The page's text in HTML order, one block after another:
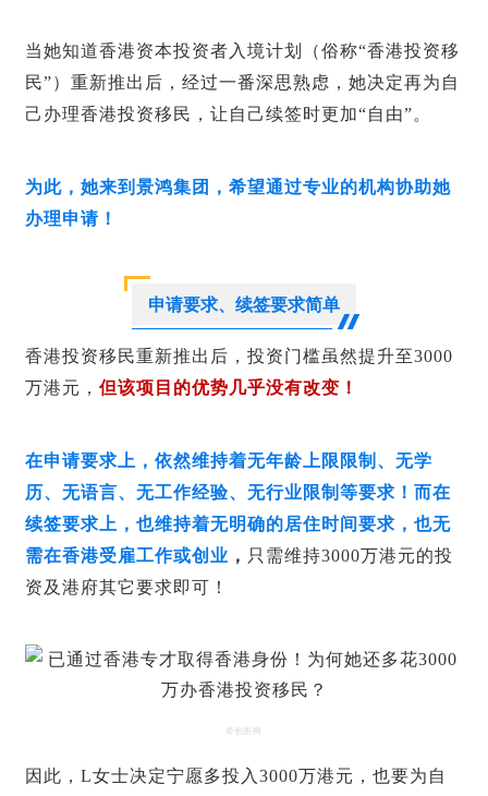
当她知道香港资本投资者入境计划
（俗称“香港投资移
民”）重新推出后，经过一番深思熟虑，她决定再为自
己办理香港投资移民，让自己续签时更加“自由”。
为此，她来到景鸿集团，希望通过专业的机构协助她
办理申请！
申请要求、续签要求简单
香港投资移民重新推出后，投资门槛虽然提升至3000
万港元， 但该项目的优势几乎没有改变！
在申请要求上，依然维持着无年龄上限限制、无学
历、无语言、无工作经验、无行业限制等要求！而在
续签要求上，也维持着无明确的居住时间要求，也无
需在香港受雇工作或创业 ， 只需维持3000万港元的投
资及港府其它要求即可！
©包图网
因此，L女士决定宁愿多投入3000万港元，也要为自